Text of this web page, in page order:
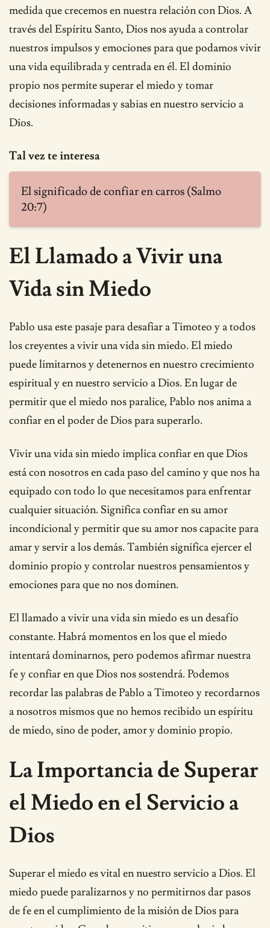
medida que crecemos en nuestra relación con Dios. A
través del Espíritu Santo, Dios nos ayuda a controlar
nuestros impulsos y emociones para que podamos vivir
una vida equilibrada y centrada en él. El dominio
propio nos permite superar el miedo y tomar
decisiones informadas y sabias en nuestro servicio a
Dios.
Tal vez te interesa
El significado de confiar en carros (Salmo
20:7)
El Llamado a Vivir una
Vida sin Miedo
Pablo usa este pasaje para desafiar a Timoteo y a todos
los creyentes a vivir una vida sin miedo. El miedo
puede limitarnos y detenernos en nuestro crecimiento
espiritual y en nuestro servicio a Dios. En lugar de
permitir que el miedo nos paralice, Pablo nos anima a
confiar en el poder de Dios para superarlo.
Vivir una vida sin miedo implica confiar en que Dios
está con nosotros en cada paso del camino y que nos ha
equipado con todo lo que necesitamos para enfrentar
cualquier situación. Significa confiar en su amor
incondicional y permitir que su amor nos capacite para
amar y servir a los demás. También significa ejercer el
dominio propio y controlar nuestros pensamientos y
emociones para que no nos dominen.
El llamado a vivir una vida sin miedo es un desafío
constante. Habrá momentos en los que el miedo
intentará dominarnos, pero podemos afirmar nuestra
fe y confiar en que Dios nos sostendrá. Podemos
recordar las palabras de Pablo a Timoteo y recordarnos
a nosotros mismos que no hemos recibido un espíritu
de miedo, sino de poder, amor y dominio propio.
La Importancia de Superar
el Miedo en el Servicio a
Dios
Superar el miedo es vital en nuestro servicio a Dios. El
miedo puede paralizarnos y no permitirnos dar pasos
de fe en el cumplimiento de la misión de Dios para